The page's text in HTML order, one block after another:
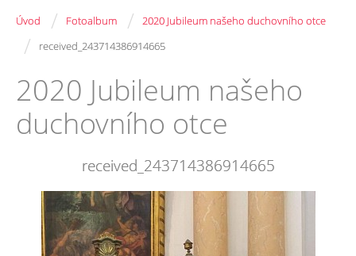
Úvod / Fotoalbum / 2020 Jubileum našeho duchovního otce
/ received_243714386914665
2020 Jubileum našeho
duchovního otce
received_243714386914665